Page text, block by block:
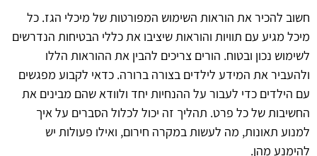
חשוב להכיר את הוראות השימוש המפורטות של מיכלי הגז. כל
מיכל מגיע עם תוויות והוראות שיציבו את כללי הבטיחות הנדרשים
לשימוש נכון ובטוח. הורים צריכים להבין את ההוראות הללו
ולהעביר את המידע לילדים בצורה ברורה. כדאי לקבוע מפגשים
עם הילדים כדי לעבור על ההנחיות יחד ולוודא שהם מבינים את
החשיבות של כל פרט. תהליך זה יכול לכלול הסברים על איך
למנוע תאונות, מה לעשות במקרה חירום, ואילו פעולות יש
להימנע מהן.